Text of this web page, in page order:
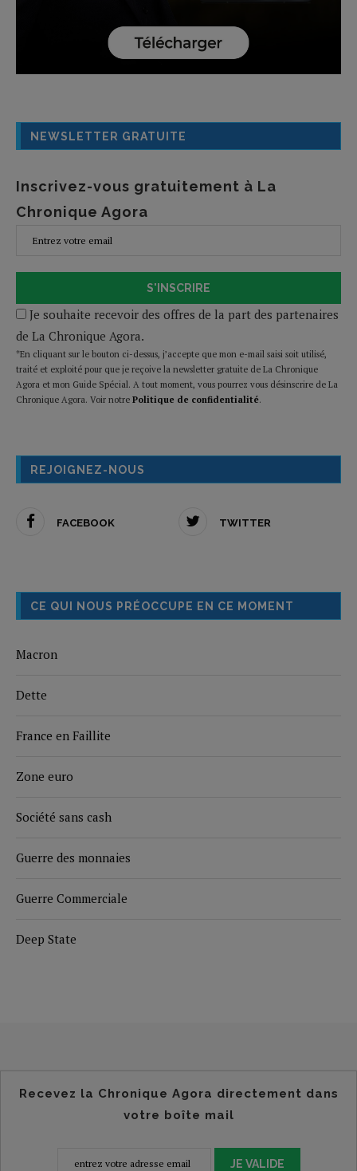
NEWSLETTER GRATUITE
Inscrivez-vous gratuitement à La
Chronique Agora
S'INSCRIRE
Je souhaite recevoir des offres de la part des partenaires
de La Chronique Agora.
*En cliquant sur le bouton ci-dessus, j’accepte que mon e-mail saisi soit utilisé,
traité et exploité pour que je reçoive la newsletter gratuite de La Chronique
Agora et mon Guide Spécial. A tout moment, vous pourrez vous désinscrire de La
Chronique Agora. Voir notre Politique de confidentialité.
REJOIGNEZ-NOUS
FACEBOOK TWITTER
CE QUI NOUS PRÉOCCUPE EN CE MOMENT
Macron
Dette
France en Faillite
Zone euro
Société sans cash
Guerre des monnaies
Guerre Commerciale
Deep State
Recevez la Chronique Agora directement dans
votre boîte mail
JE VALIDE